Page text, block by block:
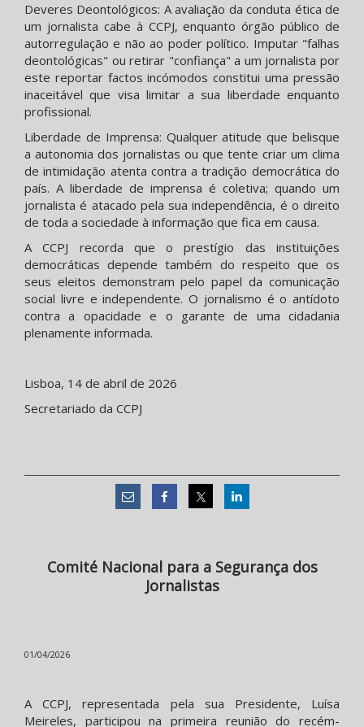
Deveres Deontológicos: A avaliação da conduta ética de
um jornalista cabe à CCPJ, enquanto órgão público de
autorregulação e não ao poder político. Imputar "falhas
deontológicas" ou retirar "confiança" a um jornalista por
este reportar factos incómodos constitui uma pressão
inaceitável que visa limitar a sua liberdade enquanto
profissional.
Liberdade de Imprensa: Qualquer atitude que belisque
a autonomia dos jornalistas ou que tente criar um clima
de intimidação atenta contra a tradição democrática do
país. A liberdade de imprensa é coletiva; quando um
jornalista é atacado pela sua independência, é o direito
de toda a sociedade à informação que fica em causa.
A CCPJ recorda que o prestígio das instituições
democráticas depende também do respeito que os
seus eleitos demonstram pelo papel da comunicação
social livre e independente. O jornalismo é o antídoto
contra a opacidade e o garante de uma cidadania
plenamente informada.
Lisboa, 14 de abril de 2026
Secretariado da CCPJ
Comité Nacional para a Segurança dos
Jornalistas
01/04/2026
A CCPJ, representada pela sua Presidente, Luísa
Meireles, participou na primeira reunião do recém-